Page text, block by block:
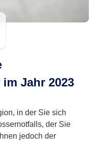
Jahr 2023
in der Sie sich
der Sie
jedoch der